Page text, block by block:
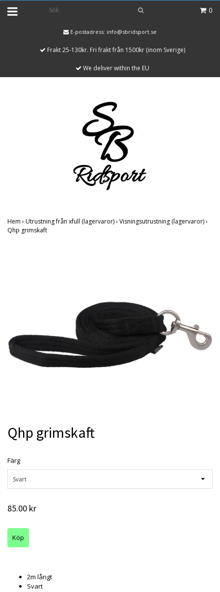
0
E-postadress: info@sbridsport.se
Frakt 25-130kr. Fri frakt från 1500kr (inom Sverige)
We deliver within the EU
Hem › Utrustning från xfull (lagervaror)› Visningsutrustning (lagervaror)›
Qhp grimskaft
Qhp grimskaft
Färg
Svart
85.00 kr
2m långt
Svart